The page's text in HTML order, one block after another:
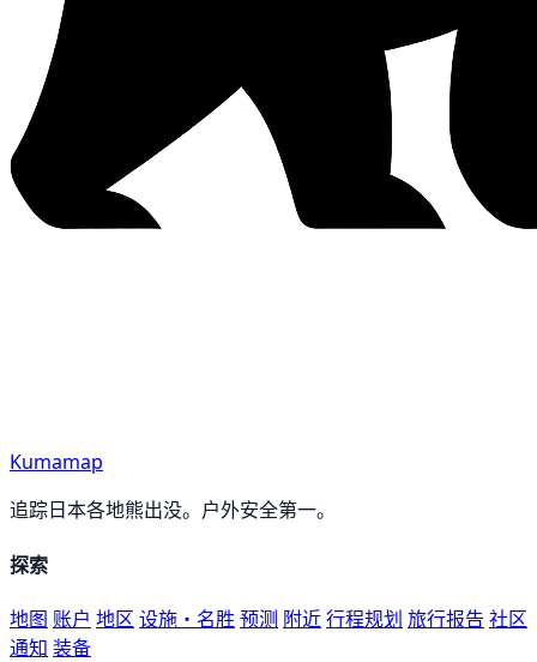
Kumamap
追踪日本各地熊出没。户外安全第一。
探索
地图 账户 地区 设施・名胜 预测 附近行程规划 旅行报告 社区
通知 装备